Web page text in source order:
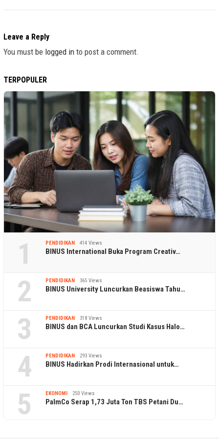
Leave a Reply
You must be logged in to post a comment.
TERPOPULER
1 PENDIDIKAN 414 Views
BINUS International Buka Program Creativ…
2 PENDIDIKAN 365 Views
BINUS University Luncurkan Beasiswa Tahu…
3 PENDIDIKAN 318 Views
BINUS dan BCA Luncurkan Studi Kasus Halo…
4 PENDIDIKAN 293 Views
BINUS Hadirkan Prodi Internasional untuk…
5 EKONOMI 250 Views
PalmCo Serap 1,73 Juta Ton TBS Petani Du…